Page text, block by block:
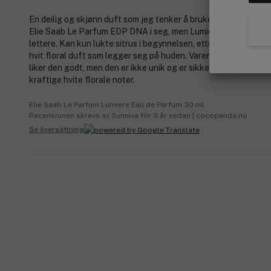
En deilig og skjønn duft som jeg tenker å bruke hele året. Den
Elie Saab Le Parfum EDP DNA i seg, men Lumière er hakket
lettere. Kan kun lukte sitrus i begynnelsen, etter 10 minutter er
hvit floral duft som legger seg på huden. Varer omkring 5 timer
liker den godt, men den er ikke unik og er sikkert ikke for alle
kraftige hvite florale noter.
Elie Saab Le Parfum Lumiere Eau de Parfum 30 ml
Recensionen skrevs av Sunniva för 3 år sedan | cocopanda.no
Se översättning